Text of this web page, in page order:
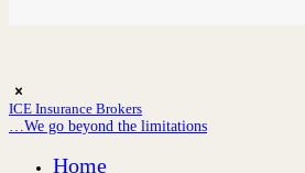
ICE Insurance Brokers
…We go beyond the limitations
Home